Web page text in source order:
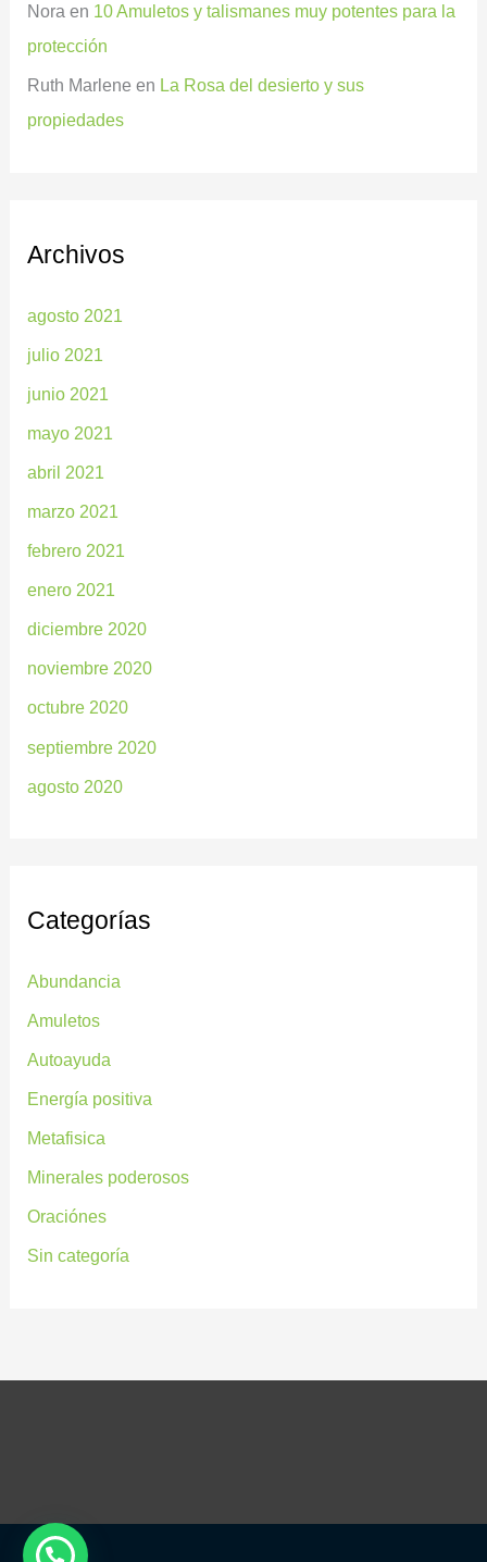
Nora en 10 Amuletos y talismanes muy potentes para la
protección
Ruth Marlene en La Rosa del desierto y sus
propiedades
Archivos
agosto 2021
julio 2021
junio 2021
mayo 2021
abril 2021
marzo 2021
febrero 2021
enero 2021
diciembre 2020
noviembre 2020
octubre 2020
septiembre 2020
agosto 2020
Categorías
Abundancia
Amuletos
Autoayuda
Energía positiva
Metafisica
Minerales poderosos
Oraciónes
Sin categoría